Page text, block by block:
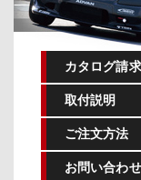
カタログ請求
取付説明
ご注文方法
お問い合わせ